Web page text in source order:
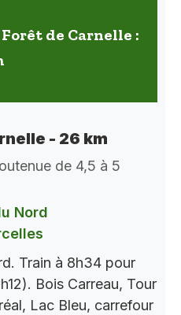
Forêt de Carnelle :
- 26 km
de 4,5 à 5
Nord
Train à 8h34 pour
Bois Carreau, Tour
Lac Bleu, carrefour